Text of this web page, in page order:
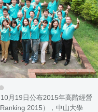
月19日公布2015年高階經營
2015），中山大學